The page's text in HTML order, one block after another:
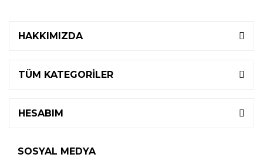
HAKKIMIZDA
TÜM KATEGORİLER
HESABIM
SOSYAL MEDYA